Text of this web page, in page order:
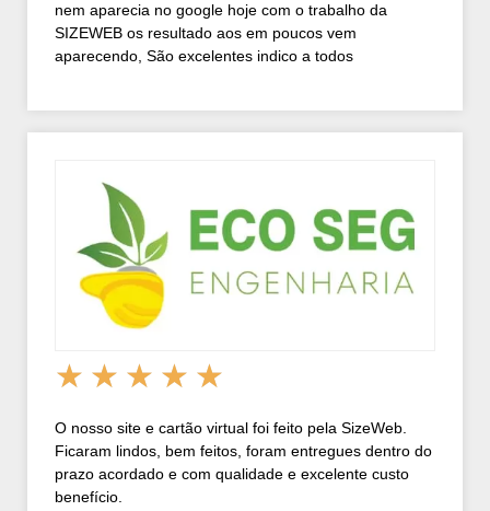
nem aparecia no google hoje com o trabalho da
SIZEWEB os resultado aos em poucos vem
aparecendo, São excelentes indico a todos
★ ★ ★ ★ ★
O nosso site e cartão virtual foi feito pela SizeWeb.
Ficaram lindos, bem feitos, foram entregues dentro do
prazo acordado e com qualidade e excelente custo
benefício.